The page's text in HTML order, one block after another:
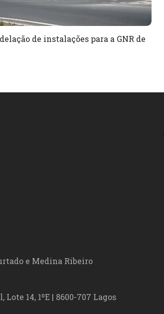
de instalações para a GNR de
e Medina Ribeiro
14, 1ºE | 8600-707 Lagos